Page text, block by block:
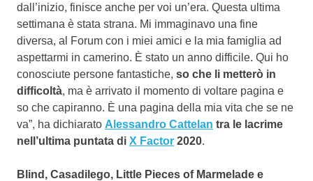
dall’inizio, finisce anche per voi un’era. Questa ultima
settimana è stata strana. Mi immaginavo una fine
diversa, al Forum con i miei amici e la mia famiglia ad
aspettarmi in camerino. È stato un anno difficile. Qui ho
conosciute persone fantastiche, so che li metterò in
difficoltà, ma è arrivato il momento di voltare pagina e
so che capiranno. È una pagina della mia vita che se ne
va”, ha dichiarato Alessandro Cattelan tra le lacrime
nell’ultima puntata di X Factor 2020.
Blind, Casadilego, Little Pieces of Marmelade e